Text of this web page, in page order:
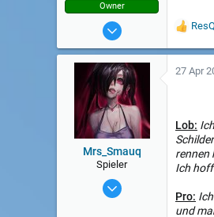
Owner
21 Apr 2014
W
r
t
e
n
:
Mrs_Smauq
Spieler
16 Nov 2015
27 Apr
Lob:
rennen
Ich
Pro:
und